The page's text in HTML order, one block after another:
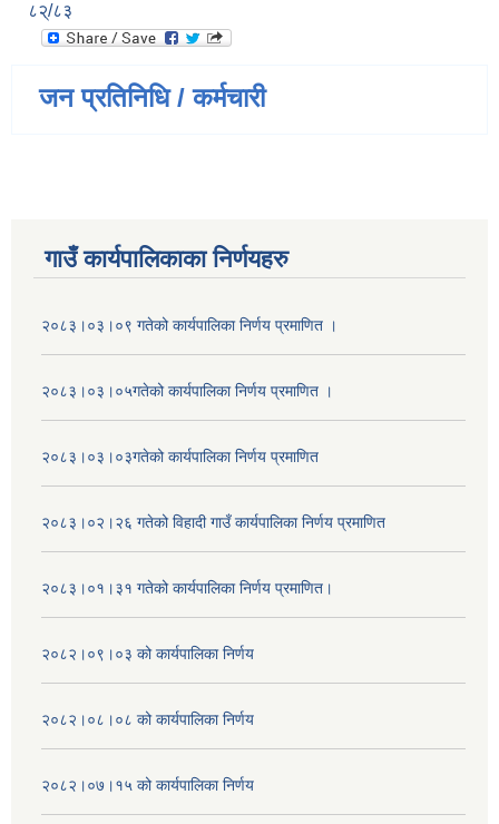
८२्/८३
जन प्रतिनिधि / कर्मचारी
गाउँ कार्यपालिकाका निर्णयहरु
२०८३।०३।०९ गतेको कार्यपालिका निर्णय प्रमाणित ।
२०८३।०३।०५गतेको कार्यपालिका निर्णय प्रमाणित ।
२०८३।०३।०३गतेको कार्यपालिका निर्णय प्रमाणित
२०८३।०२।२६ गतेको विहादी गाउँ कार्यपालिका निर्णय प्रमाणित
२०८३।०१।३१ गतेको कार्यपालिका निर्णय प्रमाणित।
२०८२।०९।०३ को कार्यपालिका निर्णय
२०८२।०८।०८ को कार्यपालिका निर्णय
२०८२।०७।१५ को कार्यपालिका निर्णय